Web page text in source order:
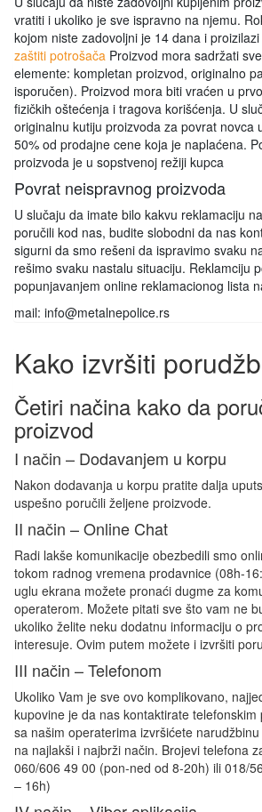
vratiti i ukoliko je sve ispravno na njemu.
kojom niste zadovoljni je 14 dana i
zaštiti potrošača Proizvod mora sadržati
elemente: kompletan proizvod, originalno
isporučen). Proizvod mora biti vraćen u
fizičkih oštećenja i tragova korišćenja. U
originalnu kutiju proizvoda za povrat novca
50% od prodajne cene koja je naplaćena.
proizvoda je u sopstvenoj režiji kupca
Povrat neispravnog proizvoda
U slučaju da imate bilo kakvu reklamaciju
poručili kod nas, budite slobodni da nas
sigurni da smo rešeni da ispravimo svaku
rešimo svaku nastalu situaciju. Reklamciju
popunjavanjem online reklamacionog lista
mail: info@metalnepolice.rs
Kako izvršiti
Četiri načina kako da
proizvod
I način – Dodavanjem u korpu
Nakon dodavanja u korpu pratite dalja
uspešno poručili željene proizvode.
II način – Online Chat
Radi lakše komunikacije obezbedili smo
tokom radnog vremena prodavnice (08h-
uglu ekrana možete pronaći dugme za
operaterom. Možete pitati sve što vam ne
ukoliko želite neku dodatnu informaciju o
interesuje. Ovim putem možete i izvršiti
III način – Telefonom
Ukoliko Vam je sve ovo komplikovano,
kupovine je da nas kontaktirate telefonskim
sa našim operaterima izvršićete
na najlakši i najbrži način. Brojevi telefona
060/606 49 00 (pon-ned od 8-20h) ili 018/
– 16h)